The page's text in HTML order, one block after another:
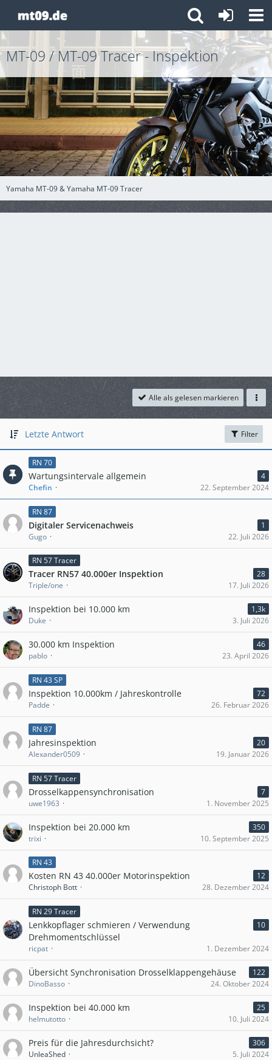
Yamaha MT-09 & Yamaha MT-09 Tracer
MT-09 / MT-09 Tracer - Inspektion
Alle als gelesen markieren
Letzte Antwort Filter
RN 70
Wartungsintervale allgemein
4
Chefin
22. September 2024
RN 87
Digitaler Servicenachweis
1
Gugo
22. Juli 2026
RN 57 Tracer
Tracer RN57 40.000er Inspektion
28
Triple/one
17. Juli 2026
Inspektion bei 10.000 km
1,3k
Duke
3. Juli 2026
30.000 km Inspektion
46
pablo
23. April 2026
RN 43 SP
Inspektion 10.000km / Jahreskontrolle
72
Padde
26. Februar 2026
RN 87
Jahresinspektion
20
Alexander0509
19. Januar 2026
RN 57 Tracer
Drosselkappensynchronisation
7
uwe1963
1. November 2025
Inspektion bei 20.000 km
350
trixi
10. September 2025
RN 43
Kosten RN 43 40.000er Motorinspektion
12
Christoph Bott
28. Dezember 2024
RN 29 Tracer
Lenkkopflager schmieren / Verwendung
Drehmomentschlüssel
10
ricpat 1. Dezember 2024
Übersicht Synchronisation Drosselklappengehäuse
122
DinoBasso
24. Oktober 2024
Inspektion bei 40.000 km
25
helmutotto
10. Juli 2024
Preis für die Jahresdurchsicht?
306
UnleaShed
5. Juli 2024